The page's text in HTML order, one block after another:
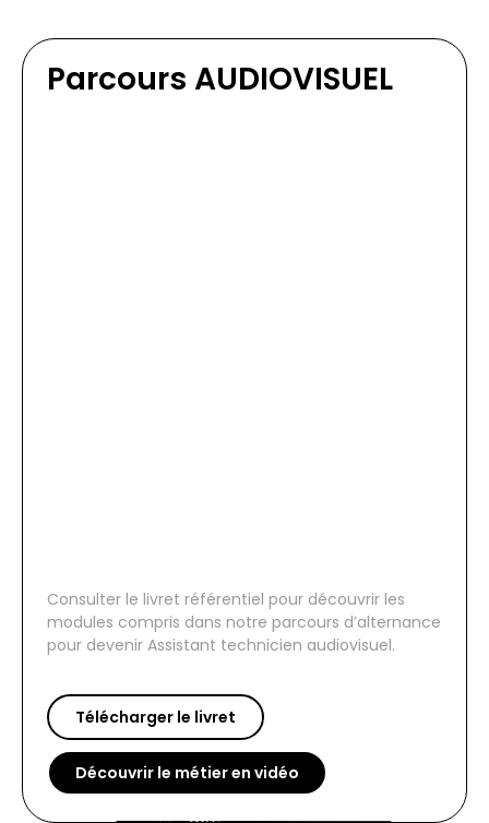
Parcours AUDIOVISUEL
Consulter le livret référentiel pour découvrir les
modules compris dans notre parcours d’alternance
pour devenir Assistant technicien audiovisuel.
Télécharger le livret
Découvrir le métier en vidéo